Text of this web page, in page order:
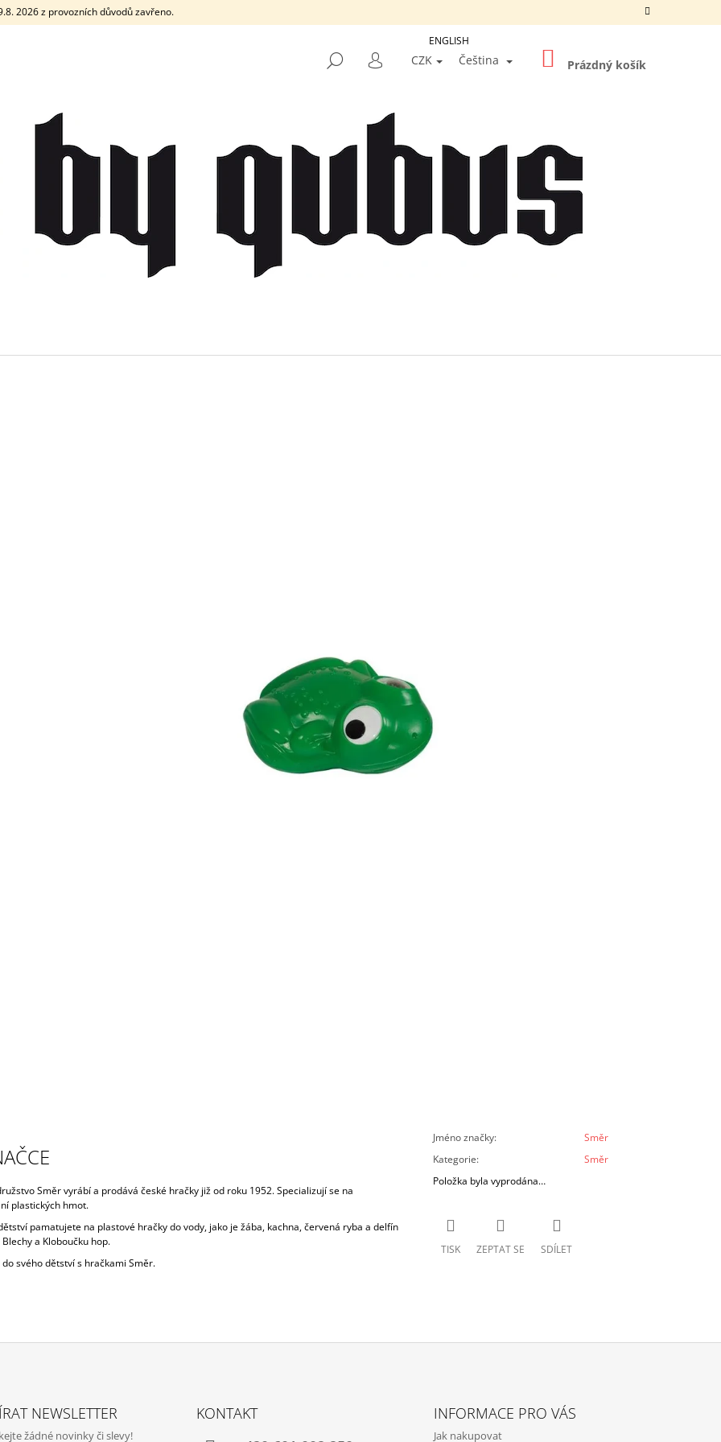
2026 z provozních důvodů zavřeno.
HLEDAT
PŘIHLÁŠENÍ
CZK Čeština NÁKUPNÍ
KOŠÍK
Prázdný košík
Směr vyrábí a prodává české hračky již od roku 1952. Specializují se na
plastických hmot.
pamatujete na plastové hračky do vody, jako je žába, kachna, červená ryba a delfín
a Kloboučku hop.
svého dětství s hračkami Směr.
Jméno značky:
Směr
Kategorie:
Směr
Položka byla vyprodána…
TISK ZEPTAT SE SDÍLET
DOPORUČUJEME
NEWSLETTER
žádné novinky či slevy!
KONTAKT
INFORMACE PRO VÁS
Jak nakupovat
ENGLISH